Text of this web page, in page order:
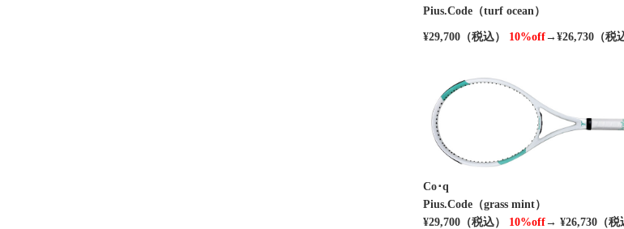
Pius.Code（turf ocean）
¥29,700（税込） 10%off→¥26,730（税
Co･q
Pius.Code（grass mint）
¥29,700（税込） 10%off→ ¥26,730（税